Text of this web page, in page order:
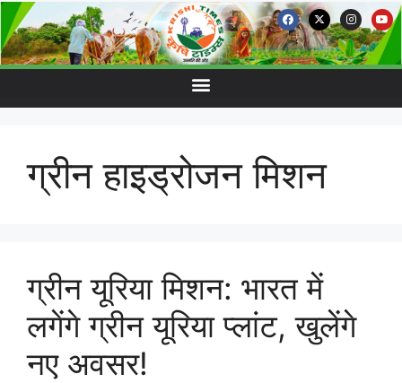
ग्रीन हाइड्रोजन मिशन
ग्रीन यूरिया मिशन: भारत में
लगेंगे ग्रीन यूरिया प्लांट, खुलेंगे
नए अवसर!